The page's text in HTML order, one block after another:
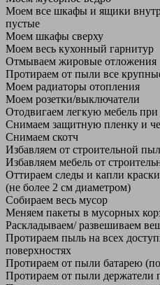
Моем все шкафы и ящики
пустые
Моем шкафы сверху
Моем весь кухонный гарнитур
Отмываем жировые отложения
Протираем от пыли все
Моем радиаторы отопления
Моем розетки/выключатели
Отодвигаем легкую мебель
Снимаем защитную пленку и
Снимаем скотч
Избавляем от строительной
Избавляем мебель от
Оттираем следы и капли
(не более 2 см диаметром)
Собираем весь мусор
Меняем пакеты в мусорных
Раскладываем/ развешиваем
Протираем пыль на всех
поверхностях
Протираем от пыли батарею
Протираем от пыли держатели